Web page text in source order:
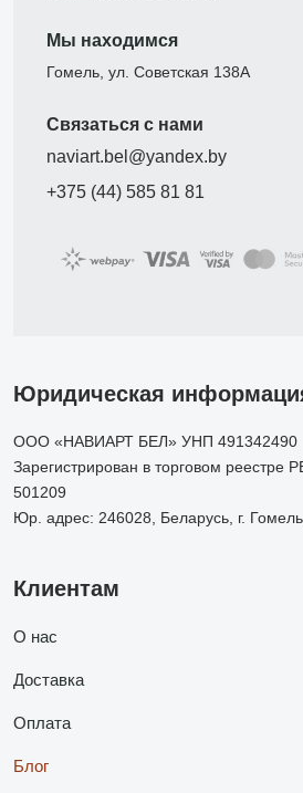
Мы находимся
Гомель, ул. Советская 138А
Связаться с нами
naviart.bel@yandex.by
+375 (44) 585 81 81
Юридическая
ООО «НАВИАРТ БЕЛ» УНП 491342490
Зарегистрирован в торговом реестре
501209
Юр. адрес: 246028, Беларусь, г.
Клиентам
О нас
Доставка
Оплата
Блог